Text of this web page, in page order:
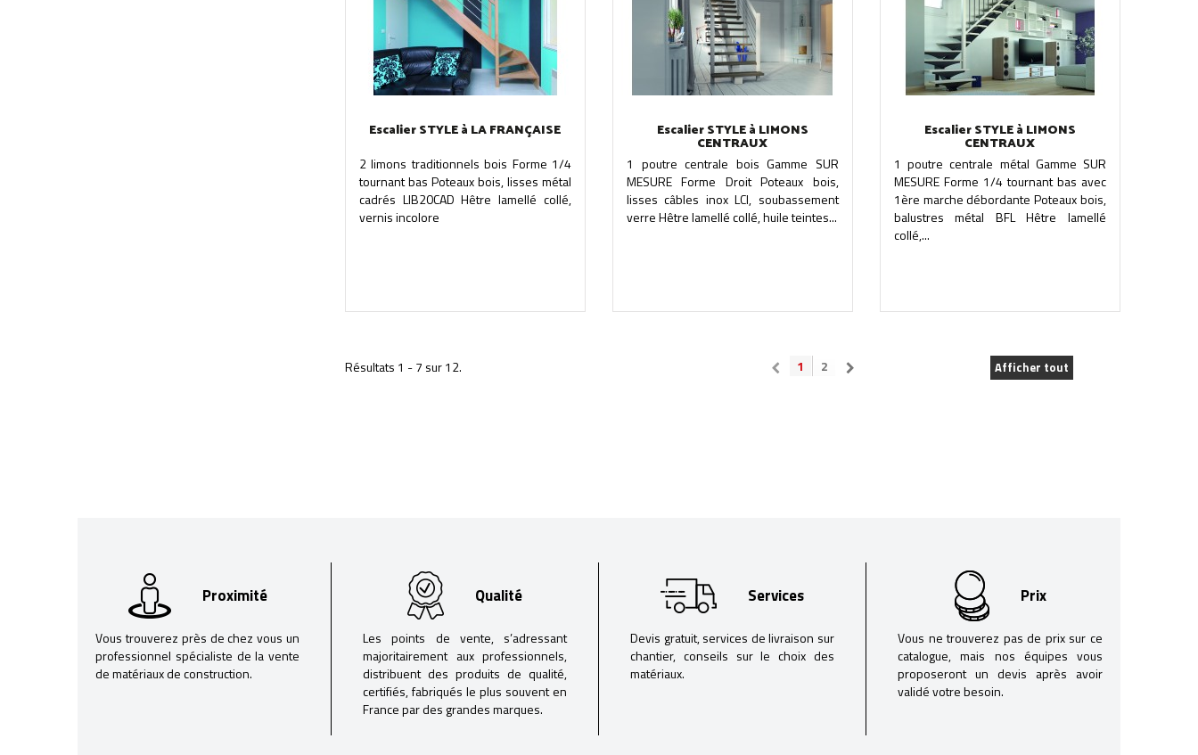
Escalier STYLE à LA FRANÇAISE
2 limons traditionnels bois Forme 1/4
tournant bas Poteaux bois, lisses métal
cadrés LIB20CAD Hêtre lamellé collé,
vernis incolore
Escalier STYLE à LIMONS
CENTRAUX
1 poutre centrale bois Gamme SUR
MESURE Forme Droit Poteaux bois,
lisses câbles inox LCI, soubassement
verre Hêtre lamellé collé, huile teintes...
Escalier STYLE à LIMONS
CENTRAUX
1 poutre centrale métal Gamme SUR
MESURE Forme 1/4 tournant bas avec
1ère marche débordante Poteaux bois,
balustres métal BFL Hêtre lamellé
collé,...
Afficher tout
1 2
Résultats 1 - 7 sur 12.
Proximité
Vous trouverez près de chez vous un
professionnel spécialiste de la vente
de matériaux de construction.
Qualité
Les points de vente, s’adressant
majoritairement aux professionnels,
distribuent des produits de qualité,
certifiés, fabriqués le plus souvent en
France par des grandes marques.
Services
Devis gratuit, services de livraison sur
chantier, conseils sur le choix des
matériaux.
Prix
Vous ne trouverez pas de prix sur ce
catalogue, mais nos équipes vous
proposeront un devis après avoir
validé votre besoin.